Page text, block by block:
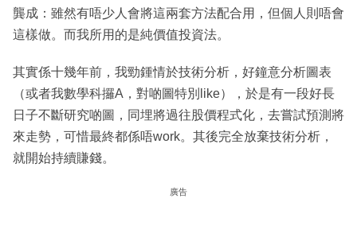
龔成：雖然有唔少人會將這兩套方法配合用，但個人則唔會
這樣做。而我所用的是純價值投資法。
其實係十幾年前，我勁鍾情於技術分析，好鐘意分析圖表
（或者我數學科攞A，對啲圖特別like），於是有一段好長
日子不斷研究啲圖，同埋將過往股價程式化，去嘗試預測將
來走勢，可惜最終都係唔work。其後完全放棄技術分析，
就開始持續賺錢。
廣告